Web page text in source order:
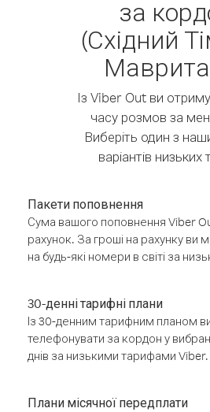
за
(Східний
Із Viber Out ви
часу розмов за
Виберіть один з
варіантів низьких
Пакети поповнення
Сума вашого поповнення Viber
рахунок. За гроші на рахунку ви
на будь-які номери в світі за
30-денні тарифні плани
Із 30-денним тарифним планом
телефонувати за кордон у
днів за низькими тарифами Viber.
Плани місячної передплати